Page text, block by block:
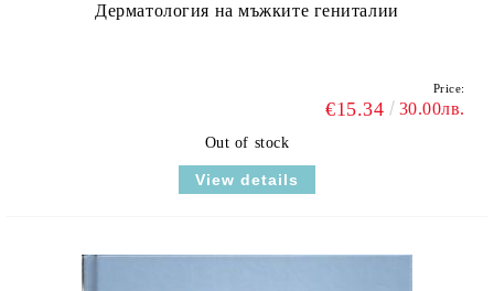
Дерматология на мъжките гениталии
Price:
€15.34 30.00лв.
Out of stock
View details